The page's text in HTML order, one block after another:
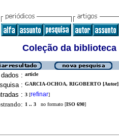
Coleção da biblioteca
: article
: GARCIA-OCHOA, RIGOBERTO [Autor]
: 3 [refinar]
1 .. 3 no formato [ISO 690]